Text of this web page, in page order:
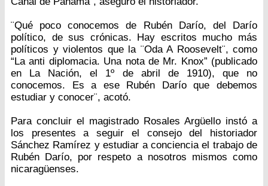
¨Qué poco conocemos de Rubén Darío, del Darío
político, de sus crónicas. Hay escritos mucho más
políticos y violentos que la ¨Oda A Roosevelt¨, como
“La anti diplomacia. Una nota de Mr. Knox” (publicado
en La Nación, el 1º de abril de 1910), que no
conocemos. Es a ese Rubén Darío que debemos
estudiar y conocer¨, acotó.
Para concluir el magistrado Rosales Argüello instó a
los presentes a seguir el consejo del historiador
Sánchez Ramírez y estudiar a conciencia el trabajo de
Rubén Darío, por respeto a nosotros mismos como
nicaragüenses.